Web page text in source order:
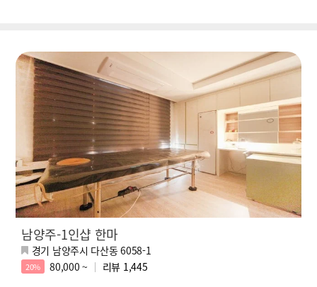
남양주-1인샵 한마
경기 남양주시 다산동 6058-1
20% 80,000 ~ 리뷰 1,445